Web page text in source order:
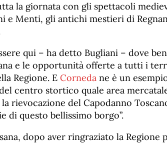
la giornata con gli spettacoli
e Menti, gli antichi mestieri di
qui – ha detto Bugliani – dove
e le opportunità offerte a tutti i
Regione. E Corneda ne è un
centro stortico quale area
rievocazione del Capodanno
di questo bellissimo borgo”.
dopo aver ringraziato la